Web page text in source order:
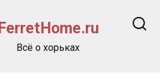
FerretHome.ru
Всё о хорьках